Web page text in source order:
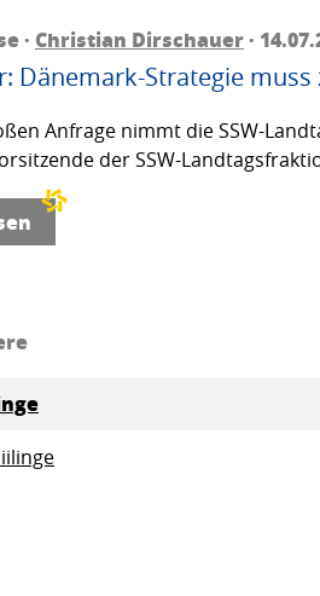
· Christian Dirschauer·
Dänemark-Strategie
Anfrage nimmt die SSW-
der SSW-